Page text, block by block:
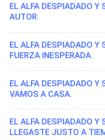
EL ALFA DESPIADADO
AUTOR.
EL ALFA DESPIADADO
FUERZA INESPERADA.
EL ALFA DESPIADADO
VAMOS A CASA.
EL ALFA DESPIADADO
LLEGASTE JUSTO A